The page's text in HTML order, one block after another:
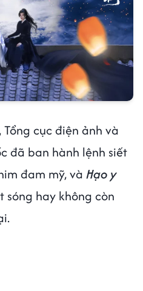
cục điện ảnh và
đã ban hành lệnh siết
đam mỹ, và Hạo y
hay không còn